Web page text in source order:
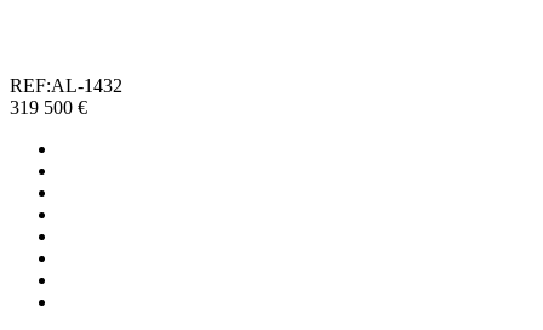
REF:AL-1432
319 500 €